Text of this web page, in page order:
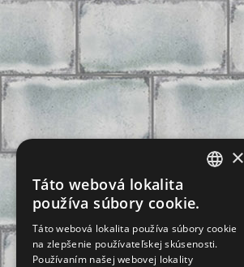
GERMAN
×
Táto webová lokalita
používa súbory cookie.
Táto webová lokalita používa súbory cookie
na zlepšenie používateľskej skúsenosti.
Používaním našej webovej lokality